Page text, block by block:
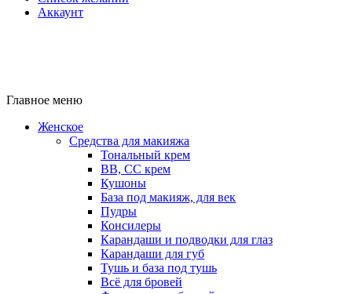
Аккаунт
Главное меню
Женское
Средства для макияжа
Тональный крем
BB, CC крем
Кушоны
База под макияж, для век
Пудры
Консилеры
Карандаши и подводки для глаз
Карандаши для губ
Тушь и база под тушь
Всё для бровей